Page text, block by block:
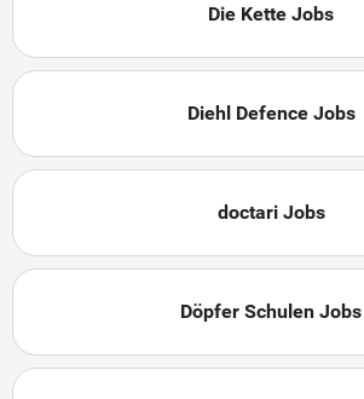
Die Kette Jobs
Diehl Defence Jobs
doctari Jobs
Döpfer Schulen Jobs